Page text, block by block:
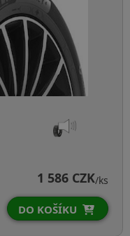
1 586 CZK/ks
DO KOŠÍKU